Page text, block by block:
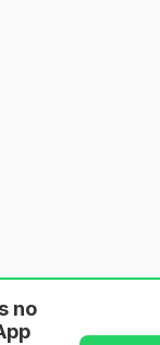
no